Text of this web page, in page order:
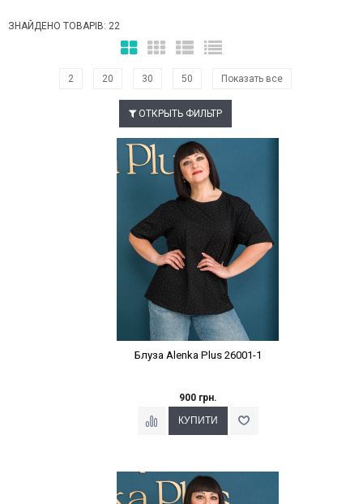
ЗНАЙДЕНО ТОВАРІВ: 22
2 20 30 50 Показать все
ОТКРЫТЬ ФИЛЬТР
Наклейки Варіант з %
Блуза Alenka Plus 26001-1
900 грн.
Наклейки Варіант з %